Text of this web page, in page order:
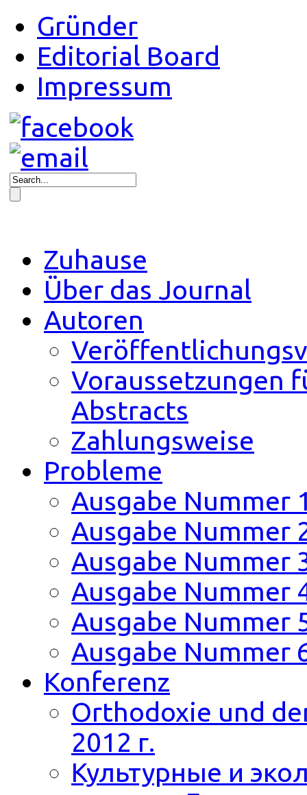
Gründer
Editorial Board
Impressum
Zuhause
Über das Journal
Autoren
Voraussetzungen
Abstracts
Zahlungsweise
Probleme
Ausgabe Nummer
Ausgabe Nummer
Ausgabe Nummer
Ausgabe Nummer
Ausgabe Nummer
Ausgabe Nummer
Konferenz
Orthodoxie und
2012 г.
Культурные и